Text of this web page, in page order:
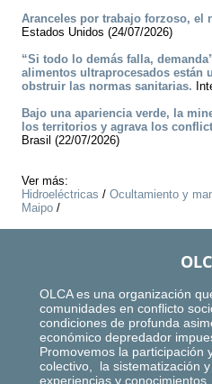
Aranceles por trabajo forzoso, el
Estados Unidos (24/07/2026)
“Si todo lo demás falla,
alimentos ultraprocesados están
obstruir las normas sanitarias.
Bajo una apariencia verde, la
los territorios y agrava los
Brasil (22/07/2026)
Ver más:
Hidroeléctricas / Ocultamiento y
Maipo /
OLCA es una organización
comunidades en conflicto
condiciones de profunda
económico depredador
Promovemos la participación
colectivo, la sistematización
experiencias y